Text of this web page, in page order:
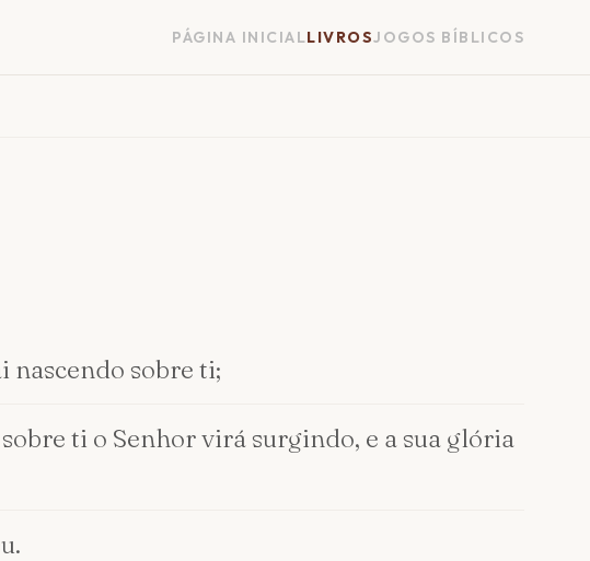
PÁGINA INICIALLIVROSJOGOS BÍBLICOS
nascendo sobre ti;
ti o Senhor virá surgindo, e a sua glória